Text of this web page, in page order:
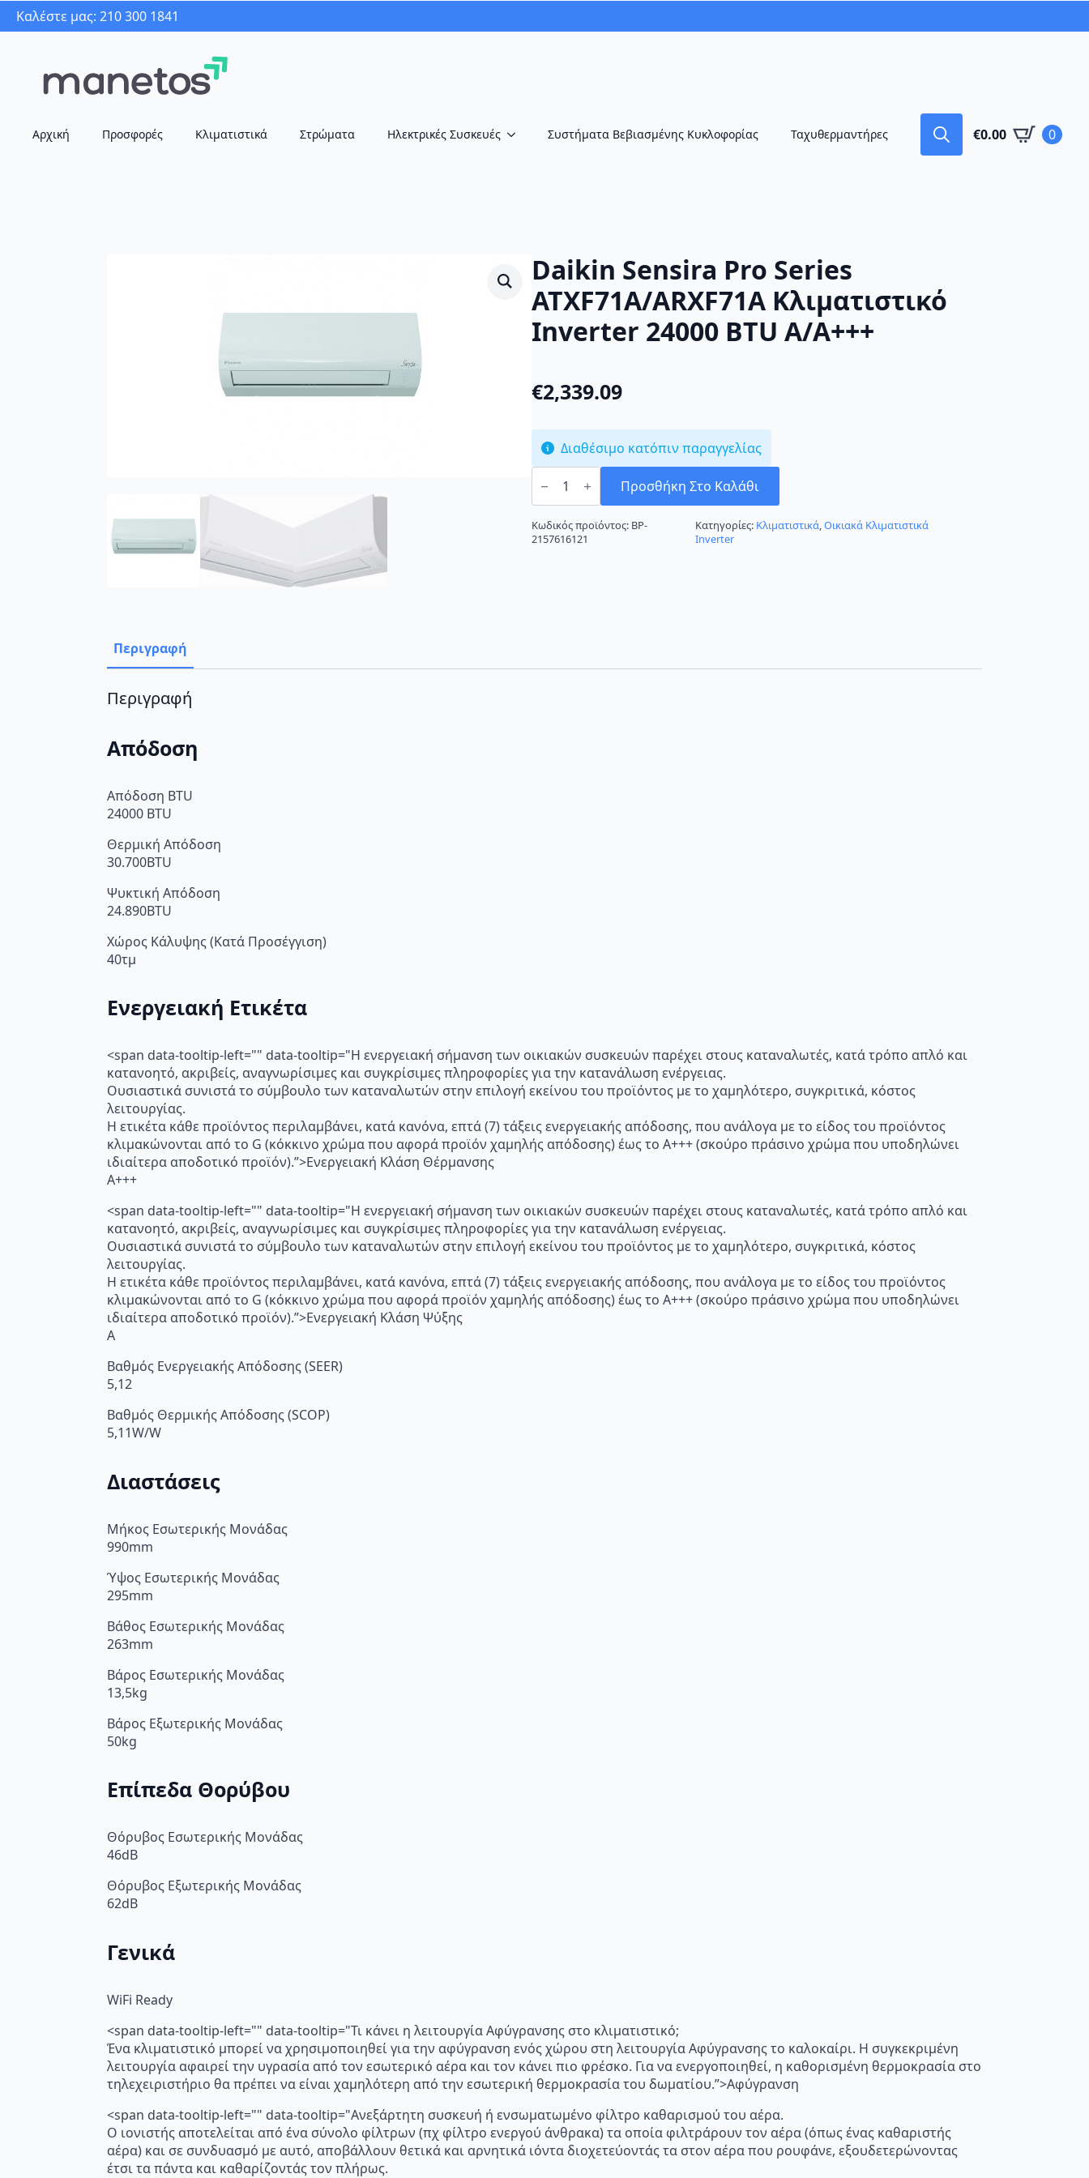
Καλέστε μας: 210 300 1841
Αρχική Προσφορές Κλιματιστικά Στρώματα Ηλεκτρικές Συσκευές Συστήματα Βεβιασμένης Κυκλοφορίας Ταχυθερμαντήρες €0.00 0
Daikin Sensira Pro Series
ATXF71A/ARXF71A Κλιματιστικό
Inverter 24000 BTU A/A+++
€2,339.09
Διαθέσιμο κατόπιν παραγγελίας
Daikin
Sensira
Series
ATXF71A/ARXF71A
Κλιματιστικό
Προσθήκη Στο Καλάθι
Κωδικός προϊόντος: BP-
2157616121
Κατηγορίες: Κλιματιστικά,Οικιακά Κλιματιστικά
Inverter
Περιγραφή
Περιγραφή
Απόδοση
Απόδοση BTU
24000 BTU
Θερμική Απόδοση
30.700BTU
Ψυκτική Απόδοση
24.890BTU
Χώρος Κάλυψης (Κατά Προσέγγιση)
40τμ
Ενεργειακή Ετικέτα
<span data-tooltip-left="" data-tooltip="Η ενεργειακή σήμανση των οικιακών συσκευών παρέχει στους καταναλωτές, κατά τρόπο απλό και
κατανοητό, ακριβείς, αναγνωρίσιμες και συγκρίσιμες πληροφορίες για την κατανάλωση ενέργειας.
Ουσιαστικά συνιστά το σύμβουλο των καταναλωτών στην επιλογή εκείνου του προϊόντος με το χαμηλότερο, συγκριτικά, κόστος
λειτουργίας.
Η ετικέτα κάθε προϊόντος περιλαμβάνει, κατά κανόνα, επτά (7) τάξεις ενεργειακής απόδοσης, που ανάλογα με το είδος του προϊόντος
κλιμακώνονται από το G (κόκκινο χρώμα που αφορά προϊόν χαμηλής απόδοσης) έως το Α+++ (σκούρο πράσινο χρώμα που υποδηλώνει
ιδιαίτερα αποδοτικό προϊόν).”>Ενεργειακή Κλάση Θέρμανσης
A+++
<span data-tooltip-left="" data-tooltip="Η ενεργειακή σήμανση των οικιακών συσκευών παρέχει στους καταναλωτές, κατά τρόπο απλό και
κατανοητό, ακριβείς, αναγνωρίσιμες και συγκρίσιμες πληροφορίες για την κατανάλωση ενέργειας.
Ουσιαστικά συνιστά το σύμβουλο των καταναλωτών στην επιλογή εκείνου του προϊόντος με το χαμηλότερο, συγκριτικά, κόστος
λειτουργίας.
Η ετικέτα κάθε προϊόντος περιλαμβάνει, κατά κανόνα, επτά (7) τάξεις ενεργειακής απόδοσης, που ανάλογα με το είδος του προϊόντος
κλιμακώνονται από το G (κόκκινο χρώμα που αφορά προϊόν χαμηλής απόδοσης) έως το Α+++ (σκούρο πράσινο χρώμα που υποδηλώνει
ιδιαίτερα αποδοτικό προϊόν).”>Ενεργειακή Κλάση Ψύξης
A
Βαθμός Ενεργειακής Απόδοσης (SEER)
5,12
Βαθμός Θερμικής Απόδοσης (SCOP)
5,11W/W
Διαστάσεις
Μήκος Εσωτερικής Μονάδας
990mm
Ύψος Εσωτερικής Μονάδας
295mm
Βάθος Εσωτερικής Μονάδας
263mm
Βάρος Εσωτερικής Μονάδας
13,5kg
Βάρος Εξωτερικής Μονάδας
50kg
Επίπεδα Θορύβου
Θόρυβος Εσωτερικής Μονάδας
46dB
Θόρυβος Εξωτερικής Μονάδας
62dB
Γενικά
WiFi Ready
<span data-tooltip-left="" data-tooltip="Τι κάνει η λειτουργία Αφύγρανσης στο κλιματιστικό;
Ένα κλιματιστικό μπορεί να χρησιμοποιηθεί για την αφύγρανση ενός χώρου στη λειτουργία Αφύγρανσης το καλοκαίρι. Η συγκεκριμένη
λειτουργία αφαιρεί την υγρασία από τον εσωτερικό αέρα και τον κάνει πιο φρέσκο. Για να ενεργοποιηθεί, η καθορισμένη θερμοκρασία στο
τηλεχειριστήριο θα πρέπει να είναι χαμηλότερη από την εσωτερική θερμοκρασία του δωματίου.”>Αφύγρανση
<span data-tooltip-left="" data-tooltip="Ανεξάρτητη συσκευή ή ενσωματωμένο φίλτρο καθαρισμού του αέρα.
Ο ιονιστής αποτελείται από ένα σύνολο φίλτρων (πχ φίλτρο ενεργού άνθρακα) τα οποία φιλτράρουν τον αέρα (όπως ένας καθαριστής
αέρα) και σε συνδυασμό με αυτό, αποβάλλουν θετικά και αρνητικά ιόντα διοχετεύοντάς τα στον αέρα που ρουφάνε, εξουδετερώνοντας
έτσι τα πάντα και καθαρίζοντάς τον πλήρως.